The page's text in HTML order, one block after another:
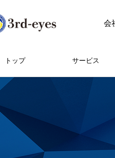
会
トップ サービス